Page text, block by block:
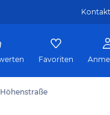
Kontakt
Favoriten